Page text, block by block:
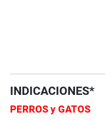
INDICACIONES*
PERROS y GATOS